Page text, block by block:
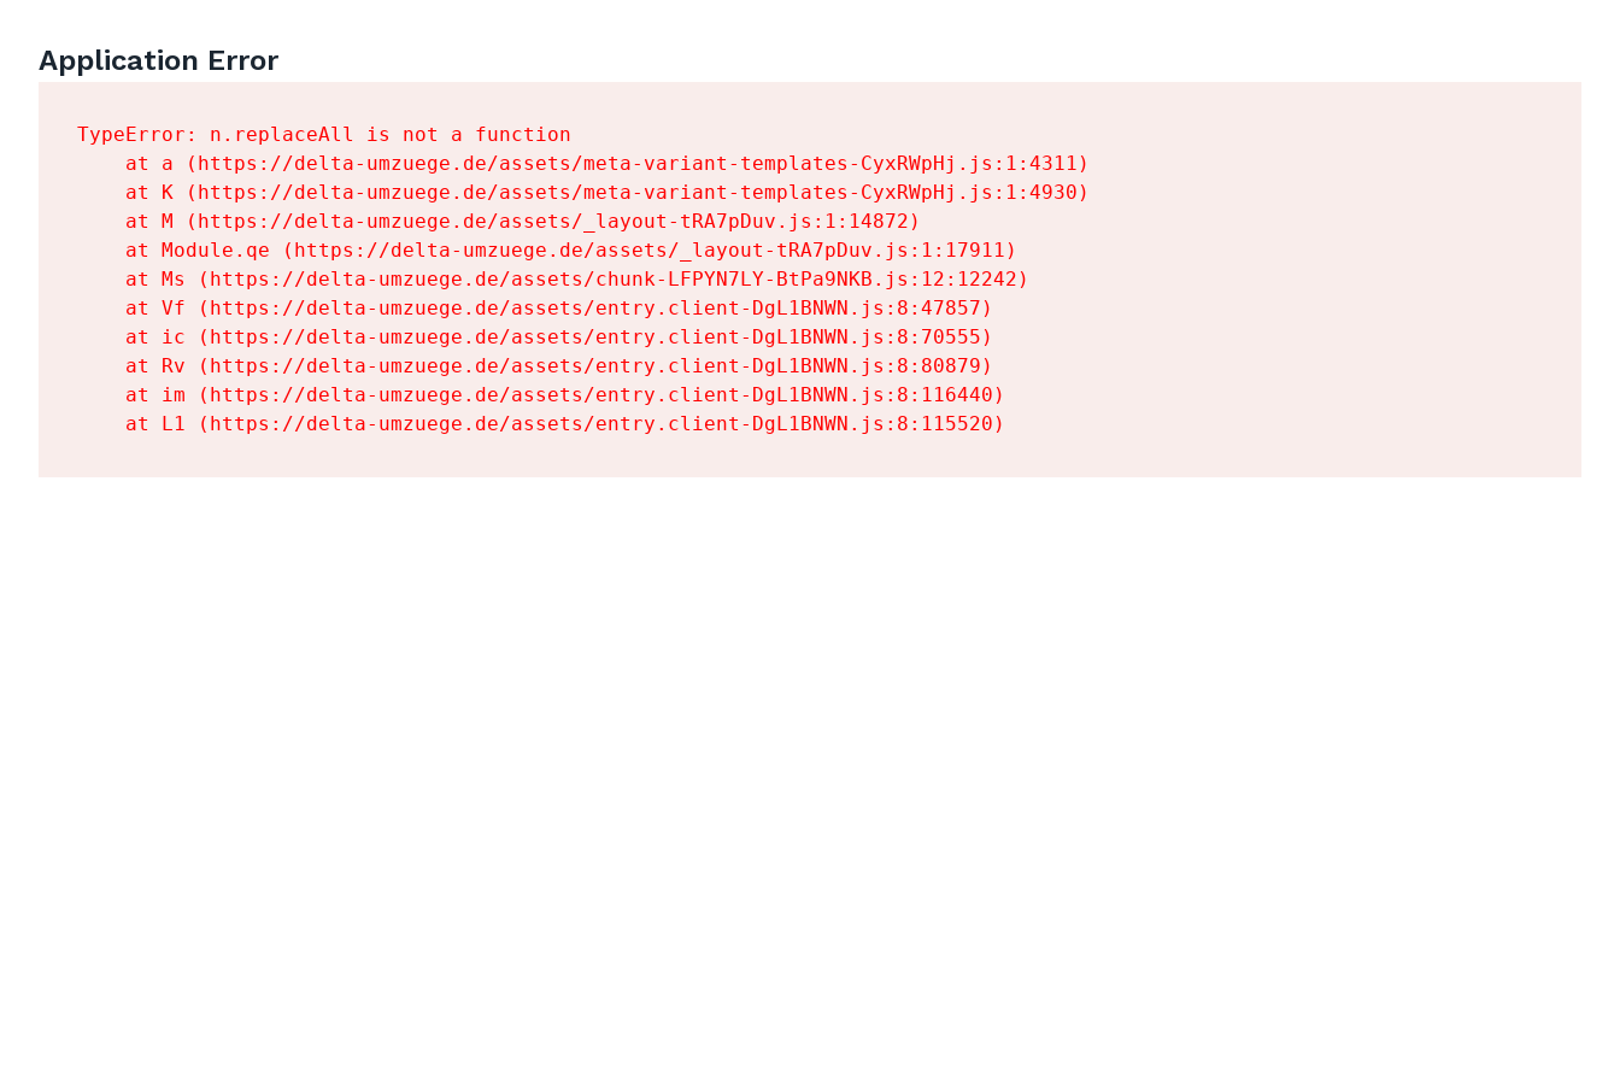
Application Error
TypeError: n.replaceAll is not a function
    at a (https://delta-umzuege.de/assets/meta-variant-templates-CyxRWpHj.js:1:4311)
    at K (https://delta-umzuege.de/assets/meta-variant-templates-CyxRWpHj.js:1:4930)
    at M (https://delta-umzuege.de/assets/_layout-tRA7pDuv.js:1:14872)
    at Module.qe (https://delta-umzuege.de/assets/_layout-tRA7pDuv.js:1:17911)
    at Ms (https://delta-umzuege.de/assets/chunk-LFPYN7LY-BtPa9NKB.js:12:12242)
    at Vf (https://delta-umzuege.de/assets/entry.client-DgL1BNWN.js:8:47857)
    at ic (https://delta-umzuege.de/assets/entry.client-DgL1BNWN.js:8:70555)
    at Rv (https://delta-umzuege.de/assets/entry.client-DgL1BNWN.js:8:80879)
    at im (https://delta-umzuege.de/assets/entry.client-DgL1BNWN.js:8:116440)
    at L1 (https://delta-umzuege.de/assets/entry.client-DgL1BNWN.js:8:115520)